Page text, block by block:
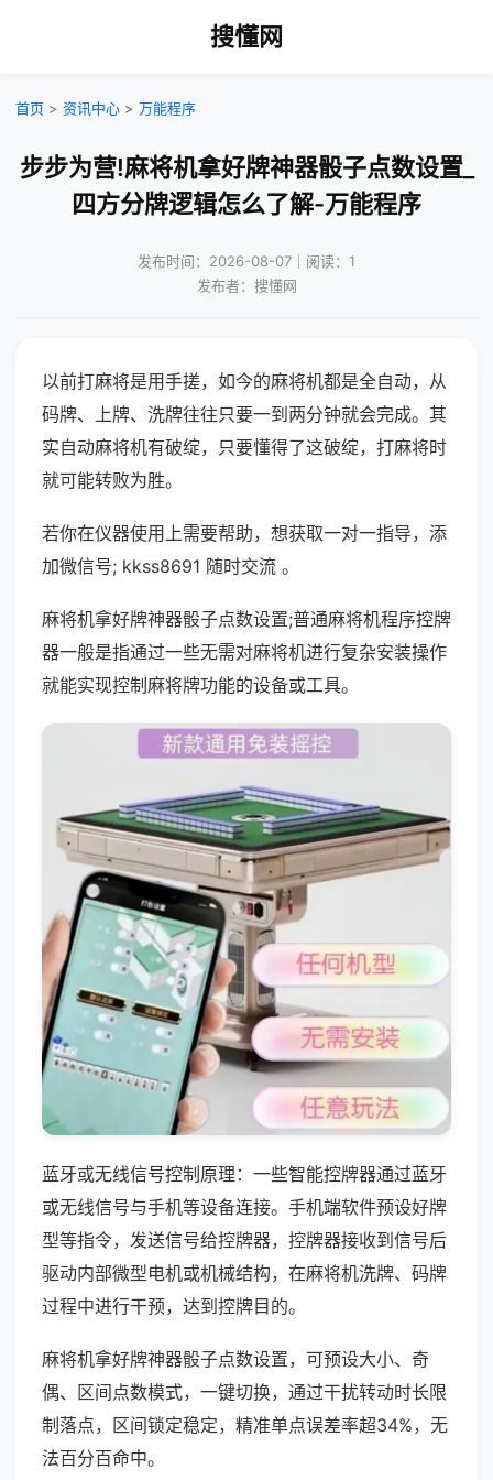
搜懂网
首页 > 资讯中心 > 万能程序
步步为营!麻将机拿好牌神器骰子点数设置_
四方分牌逻辑怎么了解-万能程序
发布时间：2026-08-07｜阅读：1
发布者：搜懂网
以前打麻将是用手搓，如今的麻将机都是全自动，从
码牌、上牌、洗牌往往只要一到两分钟就会完成。其
实自动麻将机有破绽，只要懂得了这破绽，打麻将时
就可能转败为胜。
若你在仪器使用上需要帮助，想获取一对一指导，添
加微信号; kkss8691 随时交流 。
麻将机拿好牌神器骰子点数设置;普通麻将机程序控牌
器一般是指通过一些无需对麻将机进行复杂安装操作
就能实现控制麻将牌功能的设备或工具。
蓝牙或无线信号控制原理：一些智能控牌器通过蓝牙
或无线信号与手机等设备连接。手机端软件预设好牌
型等指令，发送信号给控牌器，控牌器接收到信号后
驱动内部微型电机或机械结构，在麻将机洗牌、码牌
过程中进行干预，达到控牌目的。
麻将机拿好牌神器骰子点数设置，可预设大小、奇
偶、区间点数模式，一键切换，通过干扰转动时长限
制落点，区间锁定稳定，精准单点误差率超34%，无
法百分百命中。